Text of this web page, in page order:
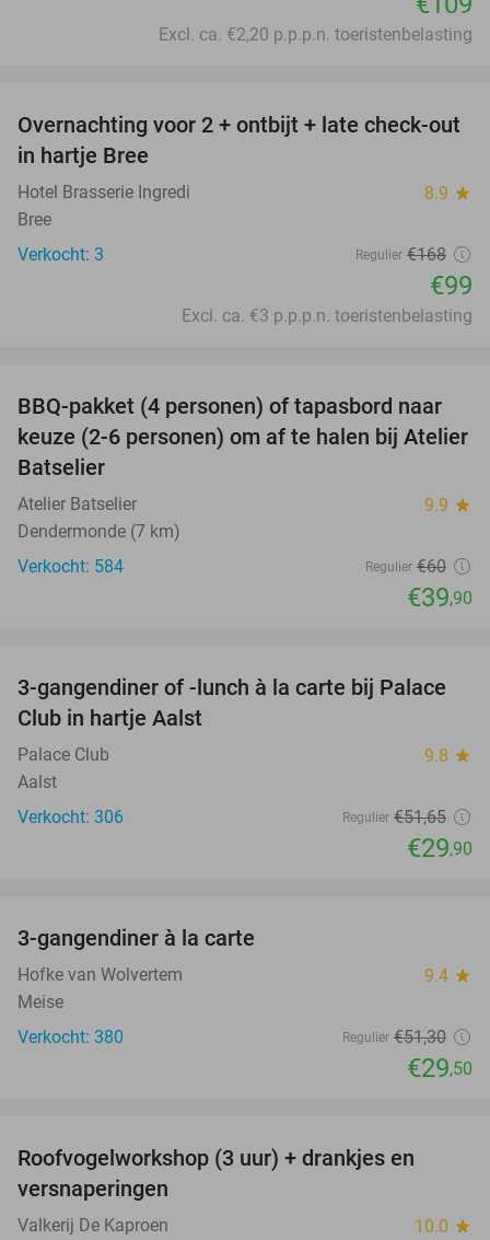
Excl. ca. €2,20 p.p.p.n. toeristenbelasting
41%
TODAY
Overnachting voor 2 + ontbijt + late check-out
in hartje Bree
Hotel Brasserie Ingredi 8.9 star
Bree
Verkocht: 3
Regulier €168
€99
Excl. ca. €3 p.p.p.n. toeristenbelasting
34%
BBQ-pakket (4 personen) of tapasbord naar
keuze (2-6 personen) om af te halen bij Atelier
Batselier
Atelier Batselier 9.9 star
Dendermonde (7 km)
Verkocht: 584
Regulier €60
€39,90
42%
3-gangendiner of -lunch à la carte bij Palace
Club in hartje Aalst
Palace Club 9.8 star
Aalst
Verkocht: 306
Regulier €51,65
€29,90
3-gangendiner à la carte
Hofke van Wolvertem 9.4 star
Meise
Verkocht: 380
Regulier €51,30
€29,50
Roofvogelworkshop (3 uur) + drankjes en
versnaperingen
Valkerij De Kaproen 10.0 star